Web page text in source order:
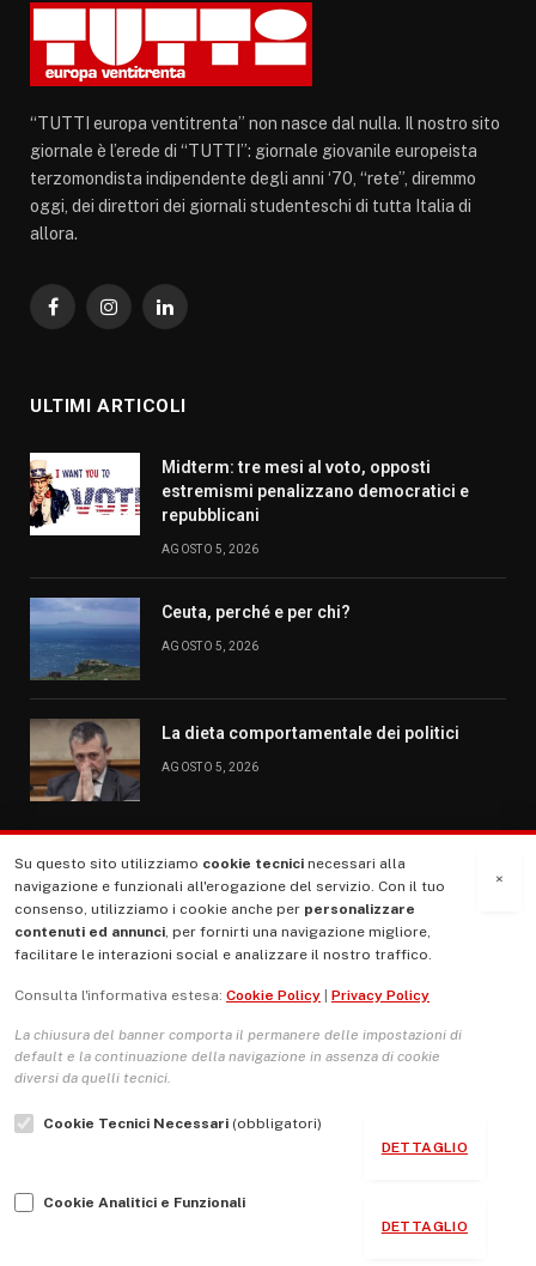
“TUTTI europa ventitrenta” non nasce dal nulla. Il nostro sito
giornale è l’erede di “TUTTI”: giornale giovanile europeista
terzomondista indipendente degli anni ‘70, “rete”, diremmo
oggi, dei direttori dei giornali studenteschi di tutta Italia di
allora.
FacebookInstagramLinkedIn
ULTIMI ARTICOLI
Midterm: tre mesi al voto, opposti
estremismi penalizzano democratici e
repubblicani
AGOSTO 5, 2026
Ceuta, perché e per chi?
AGOSTO 5, 2026
La dieta comportamentale dei politici
AGOSTO 5, 2026
MENU
La Nostra Storia
Le Copertine
L’Associazione
Indirizzo Socio Politico Culturale
Guida per le autrici e gli autori
×
Su questo sito utilizziamo cookie tecnici necessari alla
navigazione e funzionali all'erogazione del servizio. Con il tuo
consenso, utilizziamo i cookie anche per personalizzare
contenuti ed annunci, per fornirti una navigazione migliore,
facilitare le interazioni social e analizzare il nostro traffico.
Consulta l'informativa estesa: Cookie Policy Privacy Policy
La chiusura del banner comporta il permanere delle impostazioni di
default e la continuazione della navigazione in assenza di cookie
diversi da quelli tecnici.
Cookie Tecnici Necessari (obbligatori)
DETTAGLIO
Cookie Analitici e Funzionali
DETTAGLIO